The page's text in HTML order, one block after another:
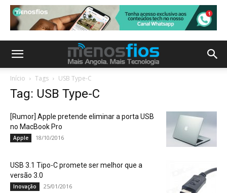
Início Tags USB Type-C
Tag: USB Type-C
[Rumor] Apple pretende eliminar a porta USB
no MacBook Pro
Apple 18/10/2016
USB 3.1 Tipo-C promete ser melhor que a
versão 3.0
Inovação 25/01/2016